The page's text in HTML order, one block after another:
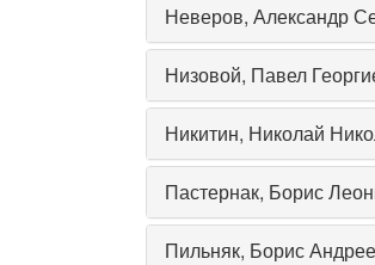
Неверов, Александр
Низовой, Павел
Никитин, Николай
Пастернак, Борис
Пильняк, Борис